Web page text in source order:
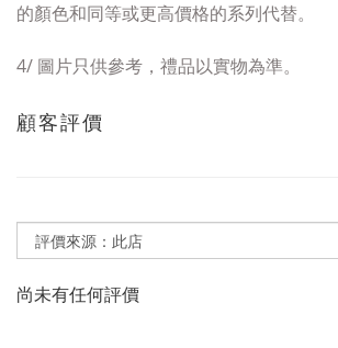
的顏色和同等或更高價格的系列代替。
4/ 圖片只供參考，禮品以實物為準。
顧客評價
尚未有任何評價